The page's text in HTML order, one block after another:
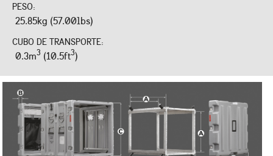
PESO:
25.85kg (57.00lbs)
CUBO DE TRANSPORTE:
0.3m3 (10.5ft3)